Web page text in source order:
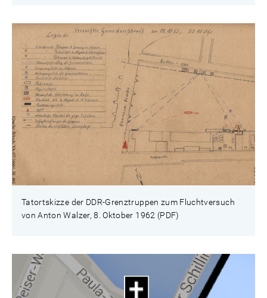
Tatortskizze der DDR-Grenztruppen zum Fluchtversuch
von Anton Walzer, 8. Oktober 1962 (PDF)